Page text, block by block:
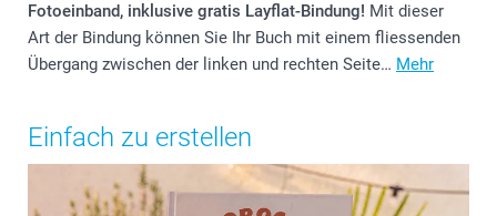
Fotoeinband, inklusive gratis Layflat-Bindung! Mit dieser
Art der Bindung können Sie Ihr Buch mit einem fliessenden
Übergang zwischen der linken und rechten Seite… Mehr
Einfach zu erstellen